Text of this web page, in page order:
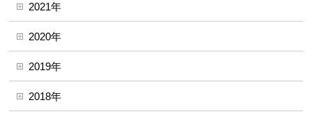
2021年
2020年
2019年
2018年